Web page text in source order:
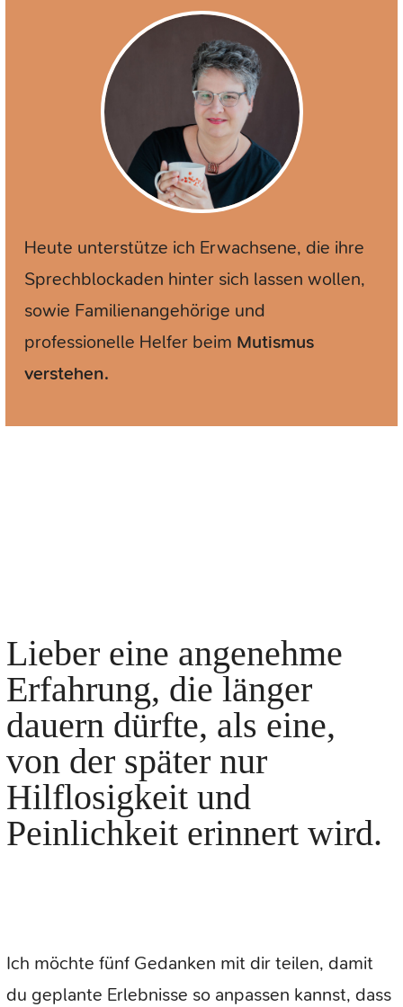
Heute unterstütze ich Erwachsene, die ihre
Sprechblockaden hinter sich lassen wollen,
sowie Familienangehörige und
professionelle Helfer beim Mutismus
verstehen.
Lieber eine angenehme
Erfahrung, die länger
dauern dürfte, als eine,
von der später nur
Hilflosigkeit und
Peinlichkeit erinnert wird.
Ich möchte fünf Gedanken mit dir teilen, damit
du geplante Erlebnisse so anpassen kannst, dass